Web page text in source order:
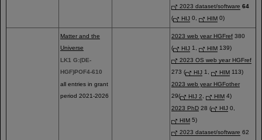
2023 dataset/software 64
(
HIJ 0, HIM 0)
Matter and the
Universe
LK1 G:(DE-
HGF)POF4-610
all entries in grant
period 2021-2026
2023 web year HGFref 380
(
HIJ 1, HIM 139)
2023 OS web year HGFref
273 (
HIJ 1, HIM 113)
2023 web year HGFother
29(
HIJ 2, HIM 4)
2023 PhD 28 ( HIJ 0,
HIM 5)
2023 dataset/software 62